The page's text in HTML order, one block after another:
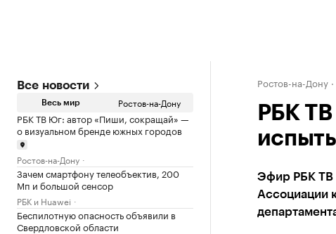
Все новости
Весь мир Ростов-на-Дону
РБК ТВ Юг: автор «Пиши, сокращай» —
о визуальном бренде южных городов
Ростов-на-Дону
Зачем смартфону телеобъектив, 200
Мп и большой сенсор
РБК и Huawei
Беспилотную опасность объявили в
Свердловской области
Ростов-на-Дону
РБК
Эфир РБК ТВ
Ассоциации